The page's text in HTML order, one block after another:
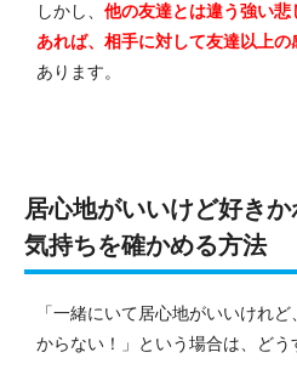
しかし、 他の友達とは違う強い
あれば、相手に対して友達以上の
あります。
居心地がいいけど好き
気持ちを確かめる方法
「一緒にいて居心地がいいけれ
からない！」という場合は、どう